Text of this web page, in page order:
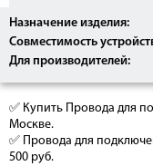
Назначение изделия:
Совместимость
Для производителей:
✅ Купить Провода для
Москве.
✅ Провода для
500 руб.